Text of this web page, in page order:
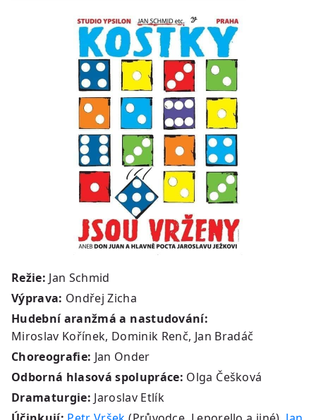
Režie: Jan Schmid
Výprava: Ondřej Zicha
Hudební aranžmá a nastudování:
Miroslav Kořínek, Dominik Renč, Jan Bradáč
Choreografie: Jan Onder
Odborná hlasová spolupráce: Olga Češková
Dramaturgie: Jaroslav Etlík